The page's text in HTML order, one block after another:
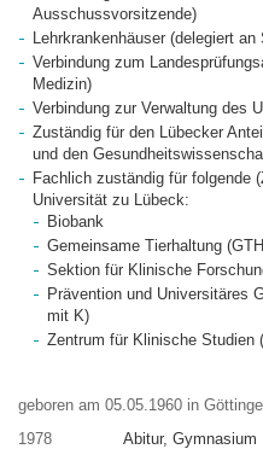
Ausschussvorsitzende)
Lehrkrankenhäuser (delegiert
Verbindung zum
Medizin)
Verbindung zur Verwaltung des
Zuständig für den Lübecker
und den
Fachlich zuständig für folgende
Universität zu Lübeck:
Biobank
Gemeinsame Tierhaltung
Sektion für Klinische
Prävention und Universitäres
mit K)
Zentrum für Klinische Studien
geboren am 05.05.1960 in
1978
Abitur, Gymnasium